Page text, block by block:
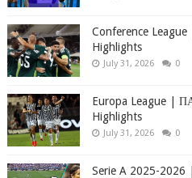
Conference League
Highlights
July 31, 2026 0
Europa League |
Highlights
July 31, 2026 0
Serie A 2025-2026